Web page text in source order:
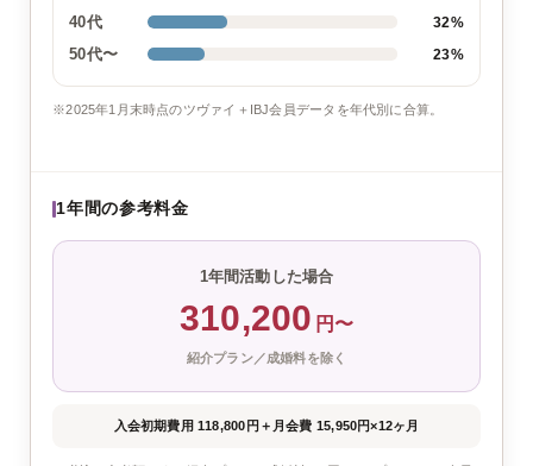
40代 32%
50代〜 23%
※2025年1月末時点のツヴァイ＋IBJ会員データを年代別に合算。
1年間の参考料金
1年間活動した場合
310,200 円〜
紹介プラン／成婚料を除く
入会初期費用 118,800円 ＋ 月会費 15,950円×12ヶ月